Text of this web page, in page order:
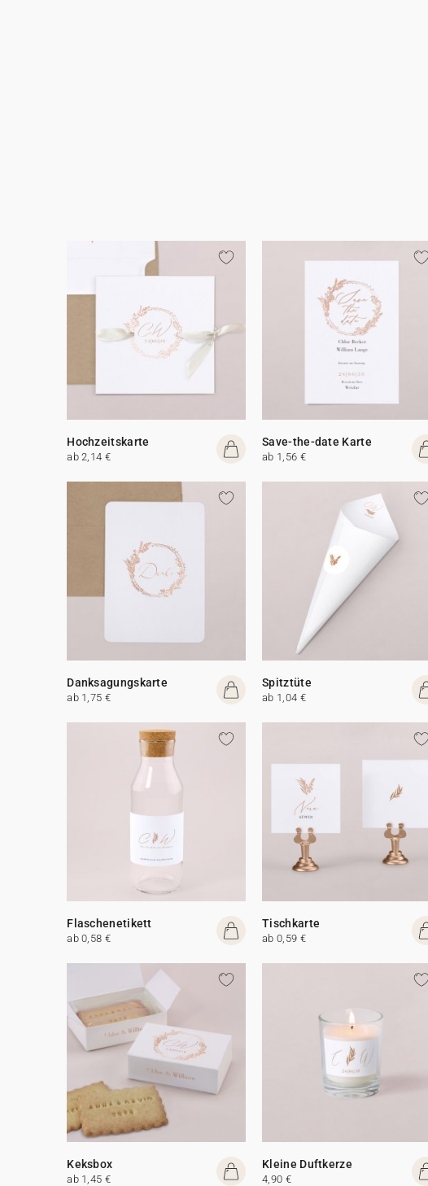
Hochzeitskarte
ab 2,14 €
Save-the-date Karte
ab 1,56 €
Danksagungskarte
ab 1,75 €
Spitztüte
ab 1,04 €
Flaschenetikett
ab 0,58 €
Tischkarte
ab 0,59 €
Keksbox
ab 1,45 €
Kleine Duftkerze
4,90 €